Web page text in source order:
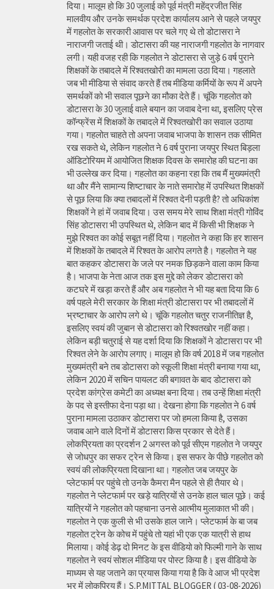
दिया। मालूम हो कि 30 जुलाई को पूर्व मंत्री महेंद्रजीत सिंह
मालवीय और उनके समर्थक प्रदेश कार्यालय आने से पहले जयपुर
में गहलोत के सरकारी आवास पर चले गए थे तो डोटासरा ने
नाराजगी जताई थी। डोटासरा की यह नाराजगी गहलोत के नागवार
लगी। यही वजह रही कि गहलोत ने डोटासरा से जुड़े 6 वर्ष पुराने
शिक्षकों के तबादले में रिश्वतखोरी का मामला उठा दिया। गहलाते
जब भी मीडिया से संवाद करते हैं तब मीडिया कर्मियों के रूप में अपने
समर्थकों को भी सवाल पूछने का मौका देते हैं। चूंकि गहलोत को
डोटासरा के 30 जुलाई वाले बयान का जवाब देना था, इसलिए प्रेस
कॉन्फ्रेंस में शिक्षकों के तबादले में रिश्वतखोरी का सवाल उठाया
गया। गहलोत चाहते तो अपना जवाब भाजपा के शासन तक सीमित
रख सकते थे, लेकिन गहलोत ने 6 वर्ष पुराना जयपुर स्थित बिड़ला
ऑडिटोरियम में आयोजित शिक्षक दिवस के समारोह की घटना का
भी उल्लेख कर दिया। गहलोत का कहना रहा कि तब मैं मुख्यमंत्री
था और मैंने सामान्य शिष्टाचार के नाते समारोह में उपस्थित शिक्षकों
से पूछ लिया कि क्या तबादलों में रिश्वत देनी पड़ती है? तो अधिकांश
शिक्षकों ने हां में जवाब दिया। उस समय मेरे साथ शिक्षा मंत्री गोविंद
सिंह डोटासरा भी उपस्थित थे, लेकिन बाद में किसी भी शिक्षक ने
मुझे रिश्वत का कोई सबूत नहीं दिया। गहलोत ने कहा कि हर शासन
में शिक्षकों के तबादले में रिश्वत के आरोप लगते है। गहलोत ने यह
बात कहकर डोटासरा के जले पर नमक छिड़कने वाला काम किया
है। भाजपा के नेता आज तक इस मुद्दे को लेकर डोटासरा को
कटघरे में खड़ा करते हैं और अब गहलोत ने भी यह बता दिया कि 6
वर्ष पहले मेरी सरकार के शिक्षा मंत्री डोटासरा पर भी तबादलों में
भ्रष्टाचार के आरोप लगे थे। चूंकि गहलोत चतुर राजनीतिज्ञ है,
इसलिए स्वयं की जुबान से डोटासरा को रिश्वतखोर नहीं कहा।
लेकिन बड़ी चतुराई से यह दर्शा दिया कि शिक्षकों ने डोटासरा पर भी
रिश्वत लेने के आरोप लगाए। मालूम हो कि वर्ष 2018 में जब गहलोत
मुख्यमंत्री बने तब डोटासरा को स्कूली शिक्षा मंत्री बनाया गया था,
लेकिन 2020 में सचिन पायलट की बगावत के बाद डोटासरा को
प्रदेश कांग्रेस कमेटी का अध्यक्ष बना दिया। तब उन्हें शिक्षा मंत्री
के पद से इस्तीफा देना पड़ा था। देखना होगा कि गहलोत ने 6 वर्ष
पुराना मामला उठाकर डोटासरा पर जो हमला किया है, उसका
जवाब आने वाले दिनों में डोटासरा किस प्रकार से देते हैं।
लोकप्रियता का प्रदर्शन 2 अगस्त को पूर्व सीएम गहलोत ने जयपुर
से जोधपुर का सफर ट्रेन से किया। इस सफर के पीछे गहलोत को
स्वयं की लोकप्रियता दिखाना था। गहलोत जब जयपुर के
प्लेटफार्म पर पहुंचे तो उनके कैमरा मैन पहले से ही तैयार थे।
गहलोत ने प्लेटफार्म पर खड़े यात्रियों से उनके हाल चाल पूछे। कई
यात्रियों ने गहलोत को पहचाना उनसे आत्मीय मुलाकात भी की।
गहलोत ने एक कुली से भी उसके हाल जाने। प्लेटफार्म के बा जब
गहलोत ट्रेन के कोच में पहुंचे तो यहां भी एक एक यात्री से हाथ
मिलाया। कोई डेढ़ दो मिनट के इस वीडियो को फिल्मी गाने के साथ
गहलोत ने स्वयं सोशल मीडिया पर पोस्ट किया है। इस वीडियो के
माध्यम से यह जताने का प्रयास किया गया है कि वे आज भी प्रदेश
भर में लोकप्रिय हैं। S.P.MITTAL BLOGGER ( 03-08-2026)